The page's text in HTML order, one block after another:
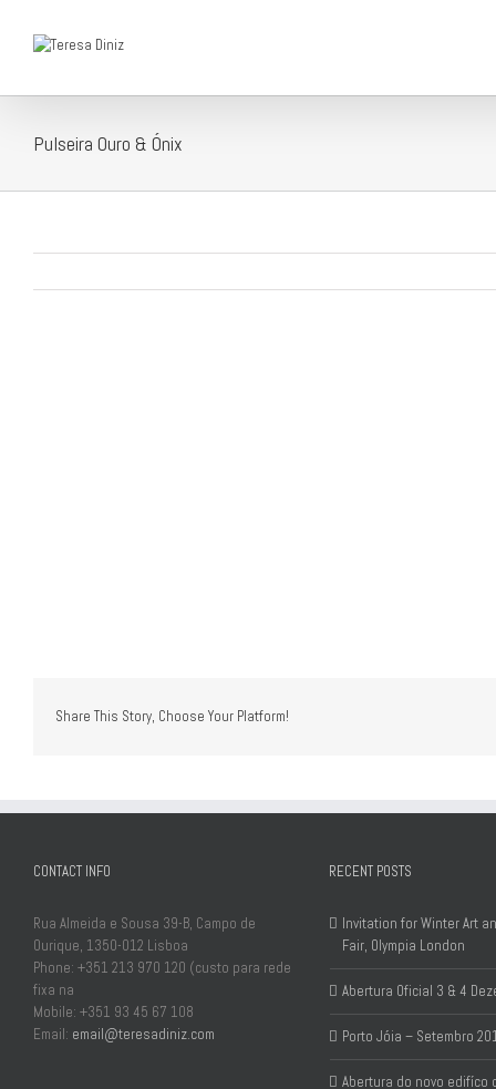
Pulseira Ouro & Ónix
Share This Story, Choose Your Platform!
CONTACT INFO
Rua Almeida e Sousa 39-B, Campo de
Ourique, 1350-012 Lisboa
Phone: +351 213 970 120 (custo para rede
fixa na
Mobile: +351 93 45 67 108
Email: email@teresadiniz.com
RECENT POSTS
Invitation for Winter Art
Fair, Olympia London
Abertura Oficial 3 & 4
Porto Jóia – Setembro
Abertura do novo edifíco